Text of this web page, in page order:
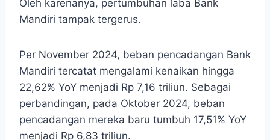
Oleh karenanya, pertumbuhan laba Bank
Mandiri tampak tergerus.
Per November 2024, beban pencadangan Bank
Mandiri tercatat mengalami kenaikan hingga
22,62% YoY menjadi Rp 7,16 triliun. Sebagai
perbandingan, pada Oktober 2024, beban
pencadangan mereka baru tumbuh 17,51% YoY
menjadi Rp 6,83 triliun.